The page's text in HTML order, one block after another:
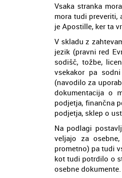
Vsaka stranka
mora tudi preveriti,
je Apostille, ker ta
V skladu z
jezik (pravni red
sodišč, tožbe,
vsekakor pa
(navodilo za
dokumentacija o
podjetja, finančna
podjetja, sklep o
Na podlagi
veljajo za
prometno) pa tudi
kot tudi potrdilo o
osebne dokumente.